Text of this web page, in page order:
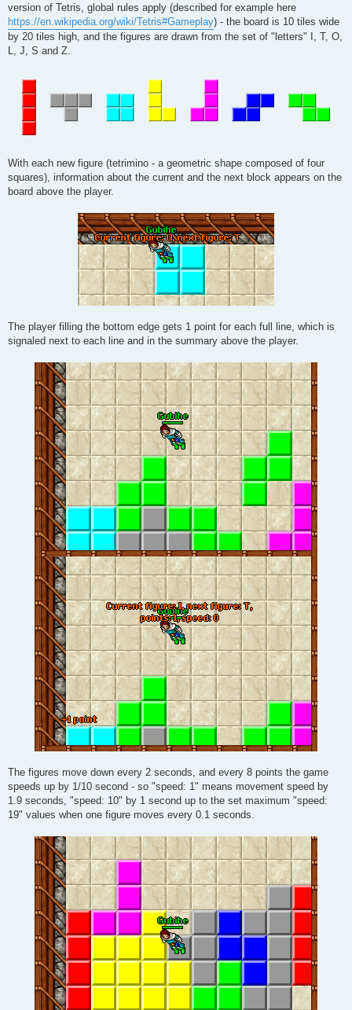
version of Tetris, global rules apply (described for example here
https://en.wikipedia.org/wiki/Tetris#Gameplay) - the board is 10 tiles wide
by 20 tiles high, and the figures are drawn from the set of "letters" I, T, O,
L, J, S and Z.
With each new figure (tetrimino - a geometric shape composed of four
squares), information about the current and the next block appears on the
board above the player.
The player filling the bottom edge gets 1 point for each full line, which is
signaled next to each line and in the summary above the player.
The figures move down every 2 seconds, and every 8 points the game
speeds up by 1/10 second - so "speed: 1" means movement speed by
1.9 seconds, "speed: 10" by 1 second up to the set maximum "speed:
19" values ​​when one figure moves every 0.1 seconds.